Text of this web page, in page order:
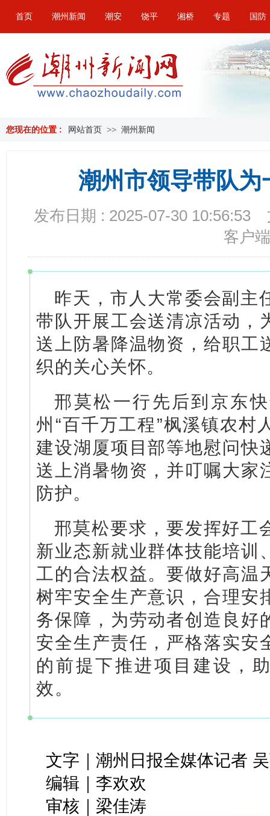
首页 潮州新闻 潮安 饶平 湘桥 专题 国防
您现在的位置 : 网站首页 >> 潮州新闻
潮州市领导带队
发布日期 : 2025-07-30 10:56:53
客户端
昨天，市人大常委会副主
带队开展工会送清凉活动，
送上防暑降温物资，给职工
织的关心关怀。
邢莫松一行先后到京东
州“百千万工程”枫溪镇农村
建设湖厦项目部等地慰问快
送上消暑物资，并叮嘱大家
防护。
邢莫松要求，要发挥好工
新业态新就业群体技能培训
工的合法权益。要做好高温
树牢安全生产意识，合理安
务保障，为劳动者创造良好
安全生产责任，严格落实安
的前提下推进项目建设，
效。
文字｜潮州日报全媒体记者
编辑｜李欢欢
审核｜梁佳涛